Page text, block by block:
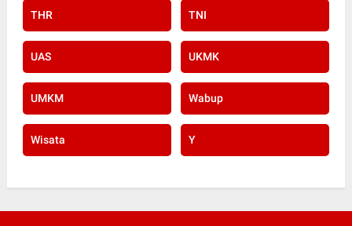
THR TNI
UAS UKMK
UMKM Wabup
Wisata Y